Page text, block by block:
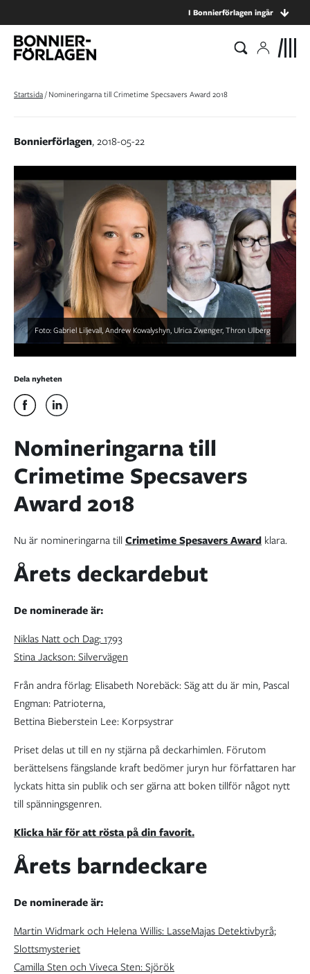
I Bonnierförlagen ingår
Startsida/Nomineringarna till Crimetime Specsavers Award 2018
Bonnierförlagen, 2018-05-22
Foto: Gabriel Liljevall, Andrew Kowalyshyn, Ulrica Zwenger, Thron Ullberg
Dela nyheten
Nomineringarna till
Crimetime Specsavers
Award 2018
Nu är nomineringarna tillCrimetime Spesavers Award klara.
Årets deckardebut
De nominerade är:
Niklas Natt och Dag: 1793
Stina Jackson: Silvervägen
Från andra förlag: Elisabeth Norebäck: Säg att du är min, Pascal
Engman: Patrioterna,
Bettina Bieberstein Lee: Korpsystrar
Priset delas ut till en ny stjärna på deckarhimlen. Förutom
berättelsens fängslande kraft bedömer juryn hur författaren har
lyckats hitta sin publik och ser gärna att boken tillför något nytt
till spänningsgenren.
Klicka här för att rösta på din favorit.
Årets barndeckare
De nominerade är:
Martin Widmark och Helena Willis: LasseMajas Detektivbyrå;
Slottsmysteriet
Camilla Sten och Viveca Sten: Sjörök